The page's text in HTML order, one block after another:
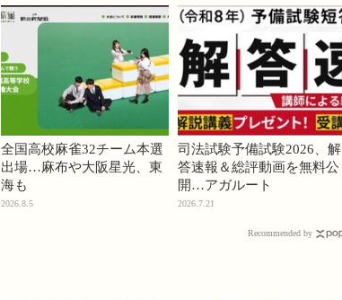
全国高校麻雀32チーム本選
出場…麻布や大阪星光、東
海も
2026.8.5
司法試験予備試験2026、解
答速報＆総評動画を無料公
開…アガルート
2026.7.21
Recommended by